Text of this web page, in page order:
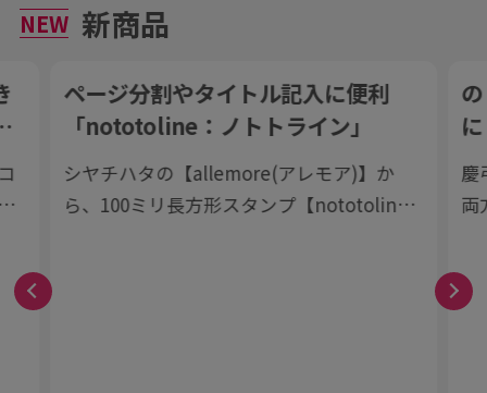
NEW 新商品
ページ分割やタイトル記入に便利
「nototoline：ノトトライン」
シヤチハタの【allemore(アレモア)】か
ら、100ミリ長方形スタンプ【nototoline
慶
両